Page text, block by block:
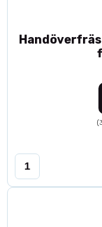
Handöverfräs